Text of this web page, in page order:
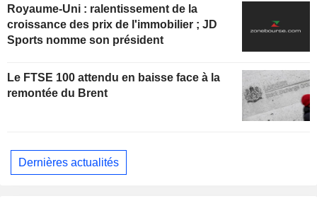
Royaume-Uni : ralentissement de la
croissance des prix de l'immobilier ; JD
Sports nomme son président
Le FTSE 100 attendu en baisse face à la
remontée du Brent
Dernières actualités